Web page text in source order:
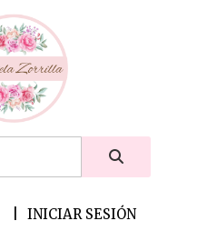
INICIAR SESIÓN